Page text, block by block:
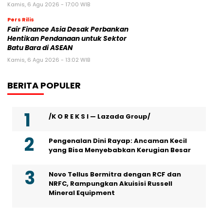
Kamis, 6 Agu 2026 - 17:00 WIB
Pers Rilis
Fair Finance Asia Desak Perbankan
Hentikan Pendanaan untuk Sektor
Batu Bara di ASEAN
Kamis, 6 Agu 2026 - 13:02 WIB
BERITA POPULER
/K O R E K S I — Lazada Group/
Pengenalan Dini Rayap: Ancaman Kecil
yang Bisa Menyebabkan Kerugian Besar
Novo Tellus Bermitra dengan RCF dan
NRFC, Rampungkan Akuisisi Russell
Mineral Equipment